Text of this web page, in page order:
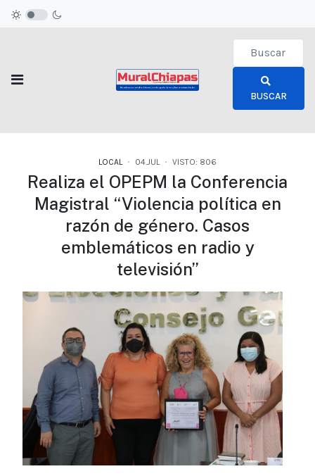
Type 2 or
BUSCAR
LOCAL 04.JUL VISTO: 806
Realiza el OPEPM la Conferencia
Magistral “Violencia política en
razón de género. Casos
emblemáticos en radio y
televisión”